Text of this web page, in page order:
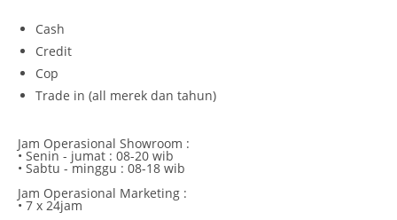
Cash
Credit
Cop
Trade in (all merek dan tahun)
Jam Operasional Showroom :
• Senin - jumat : 08-20 wib
• Sabtu - minggu : 08-18 wib
Jam Operasional Marketing :
• 7 x 24jam